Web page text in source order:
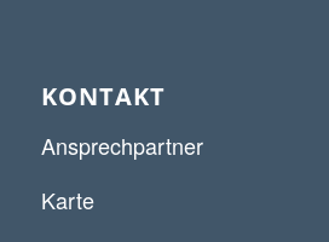
KONTAKT
Ansprechpartner
Karte